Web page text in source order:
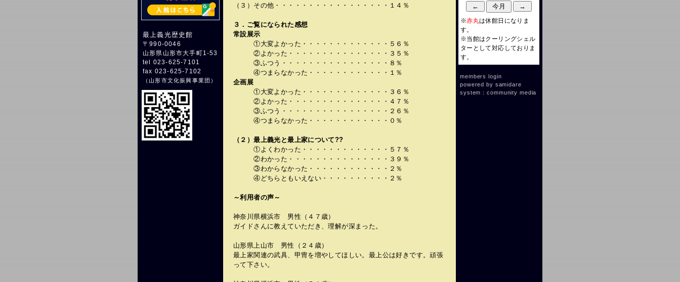
最上義光歴史館
〒990-0046
山形県山形市大手町1-53
tel 023-625-7101
fax 023-625-7102
（山形市文化振興事業団 ）
（３）その他・・・・・・・・・・・・・・・・・１４％
３．ご覧になられた感想
常設展示
①大変よかった・・・・・・・・・・・・・５６％
②よかった・・・・・・・・・・・・・・・３５％
③ふつう・・・・・・・・・・・・・・・・８％
④つまらなかった・・・・・・・・・・・・１％
企画展
①大変よかった・・・・・・・・・・・・・３６％
②よかった・・・・・・・・・・・・・・・４７％
③ふつう・・・・・・・・・・・・・・・・２６％
④つまらなかった・・・・・・・・・・・・０％
（２）最上義光と最上家について??
①よくわかった・・・・・・・・・・・・・５７％
②わかった・・・・・・・・・・・・・・・３９％
③わからなかった・・・・・・・・・・・・２％
④どちらともいえない・・・・・・・・・・２％
～利用者の声～
神奈川県横浜市 男性（４７歳）
ガイドさんに教えていただき、理解が深まった。
山形県上山市 男性（２４歳）
最上家関連の武具、甲冑を増やしてほしい。最上公は好きです。頑張
って下さい。
※赤丸は休館日になりま
す。
※当館はクーリングシェル
ターとして対応しておりま
す。
members login
powered by samidare
system：community media